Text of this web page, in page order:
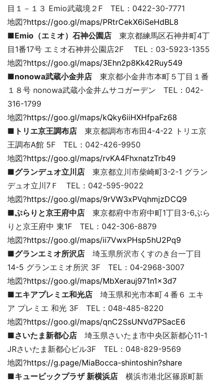
目１－１３ Emio武蔵境２F TEL：0422-30-7771
地図?https://goo.gl/maps/PRtrCekX6iSeHdBL8
■Emio（エミオ）石神公園店 東京都練馬区石神井町4丁
目1番17号 エミオ石神井公園店2F TEL：03-5923-1355
地図?https://goo.gl/maps/3Ehn2p8Kk42Ruy549
■nonowa武蔵小金井店 東京都小金井市本町５丁目１番
１８号 nonowa武蔵小金井ムサコガーデン TEL：042-
316-1799
地図?https://goo.gl/maps/kQky6iiHXHfpaFz68
■トリエ京王調布店 東京都調布市布田4-4-22 トリエ京
王調布A館 5F TEL：042-426-9950
地図?https://goo.gl/maps/rvKA4FhxnatzTrb49
■グランデュオ立川店 東京都立川市柴崎町3-2-1 グラン
デュオ立川7Ｆ TEL：042-595-9022
地図?https://goo.gl/maps/9rVW3xPVqhmjzDCQ9
■ぷらりと京王府中店 東京都府中市府中町1丁目3-6ぷら
りと京王府中 東1F TEL：042-306-8879
地図?https://goo.gl/maps/ii7VwxPHsp5hU2Pq9
■グランエミオ所沢店 埼玉県所沢市くすのき台一丁目
14-5 グランエミオ所沢 3F TEL：04-2968-3007
地図?https://goo.gl/maps/MbXerauj971n1x3d7
■エキアプレミエ和光店 埼玉県和光市本町４番６ エキ
ア プレミエ 和光 3F TEL：048-485-8220
地図?https://goo.gl/maps/qnC2SsUNVd7PSacE6
■さいたま新都心店 埼玉県さいたま市中央区新都心11-1
JRさいたま新都心ビル3F TEL：048-829-9569
地図?https://g.page/MiaBocca-shintoshin?share
■キュービックプラザ 新横浜店 横浜市港北区篠原町新